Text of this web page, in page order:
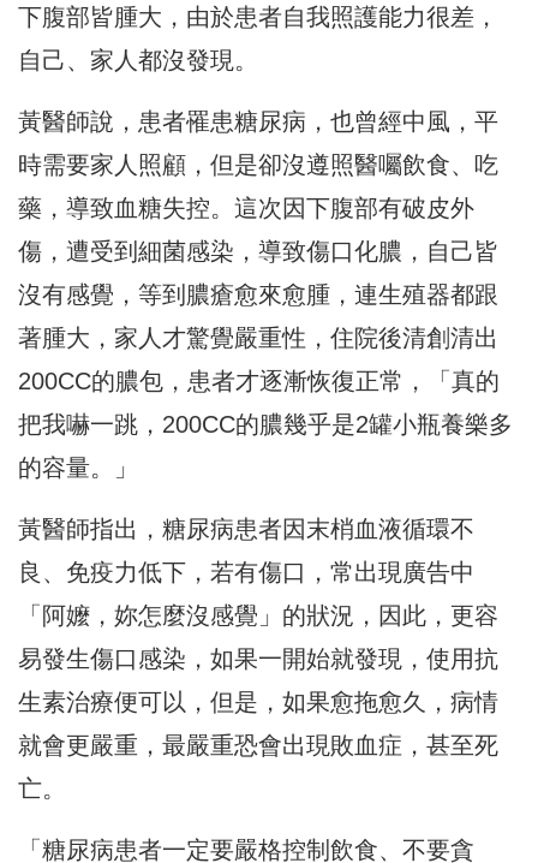
下腹部皆腫大，由於患者自我照護能力很差，
自己、家人都沒發現。
黃醫師說，患者罹患糖尿病，也曾經中風，平
時需要家人照顧，但是卻沒遵照醫囑飲食、吃
藥，導致血糖失控。這次因下腹部有破皮外
傷，遭受到細菌感染，導致傷口化膿，自己皆
沒有感覺，等到膿瘡愈來愈腫，連生殖器都跟
著腫大，家人才驚覺嚴重性，住院後清創清出
200CC的膿包，患者才逐漸恢復正常，「真的
把我嚇一跳，200CC的膿幾乎是2罐小瓶養樂多
的容量。」
黃醫師指出，糖尿病患者因末梢血液循環不
良、免疫力低下，若有傷口，常出現廣告中
「阿嬤，妳怎麼沒感覺」的狀況，因此，更容
易發生傷口感染，如果一開始就發現，使用抗
生素治療便可以，但是，如果愈拖愈久，病情
就會更嚴重，最嚴重恐會出現敗血症，甚至死
亡。
「糖尿病患者一定要嚴格控制飲食、不要貪